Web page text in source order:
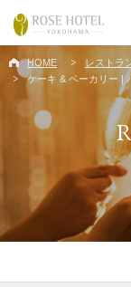
HOME
レストラ
ケーキ & ベーカリー |